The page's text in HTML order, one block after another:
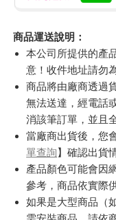
商品運送說明：
本公司所提供的產
意！收件地址請勿
商品將由廠商透過
無法送達，經電話
消該筆訂單，並且
當廠商出貨後，您
單查詢】確認出貨
產品顏色可能會因
參考，商品依實際
如果是大型商品（